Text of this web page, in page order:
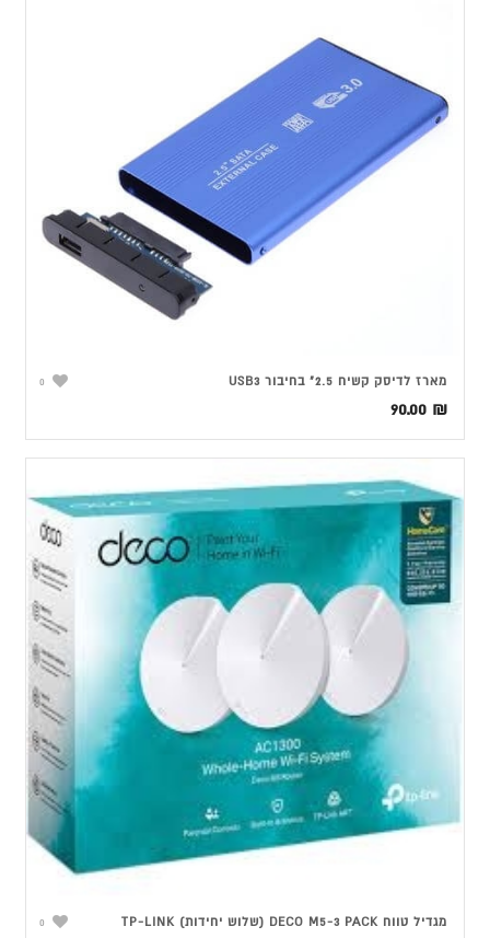
0 מארז לדיסק קשיח 2.5" בחיבור USB3
90.00 ₪
0 מגדיל טווח DECO M5-3 PACK (שלוש יחידות) TP-LINK